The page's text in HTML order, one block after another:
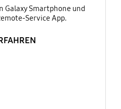
Galaxy Smartphone und
Service App.